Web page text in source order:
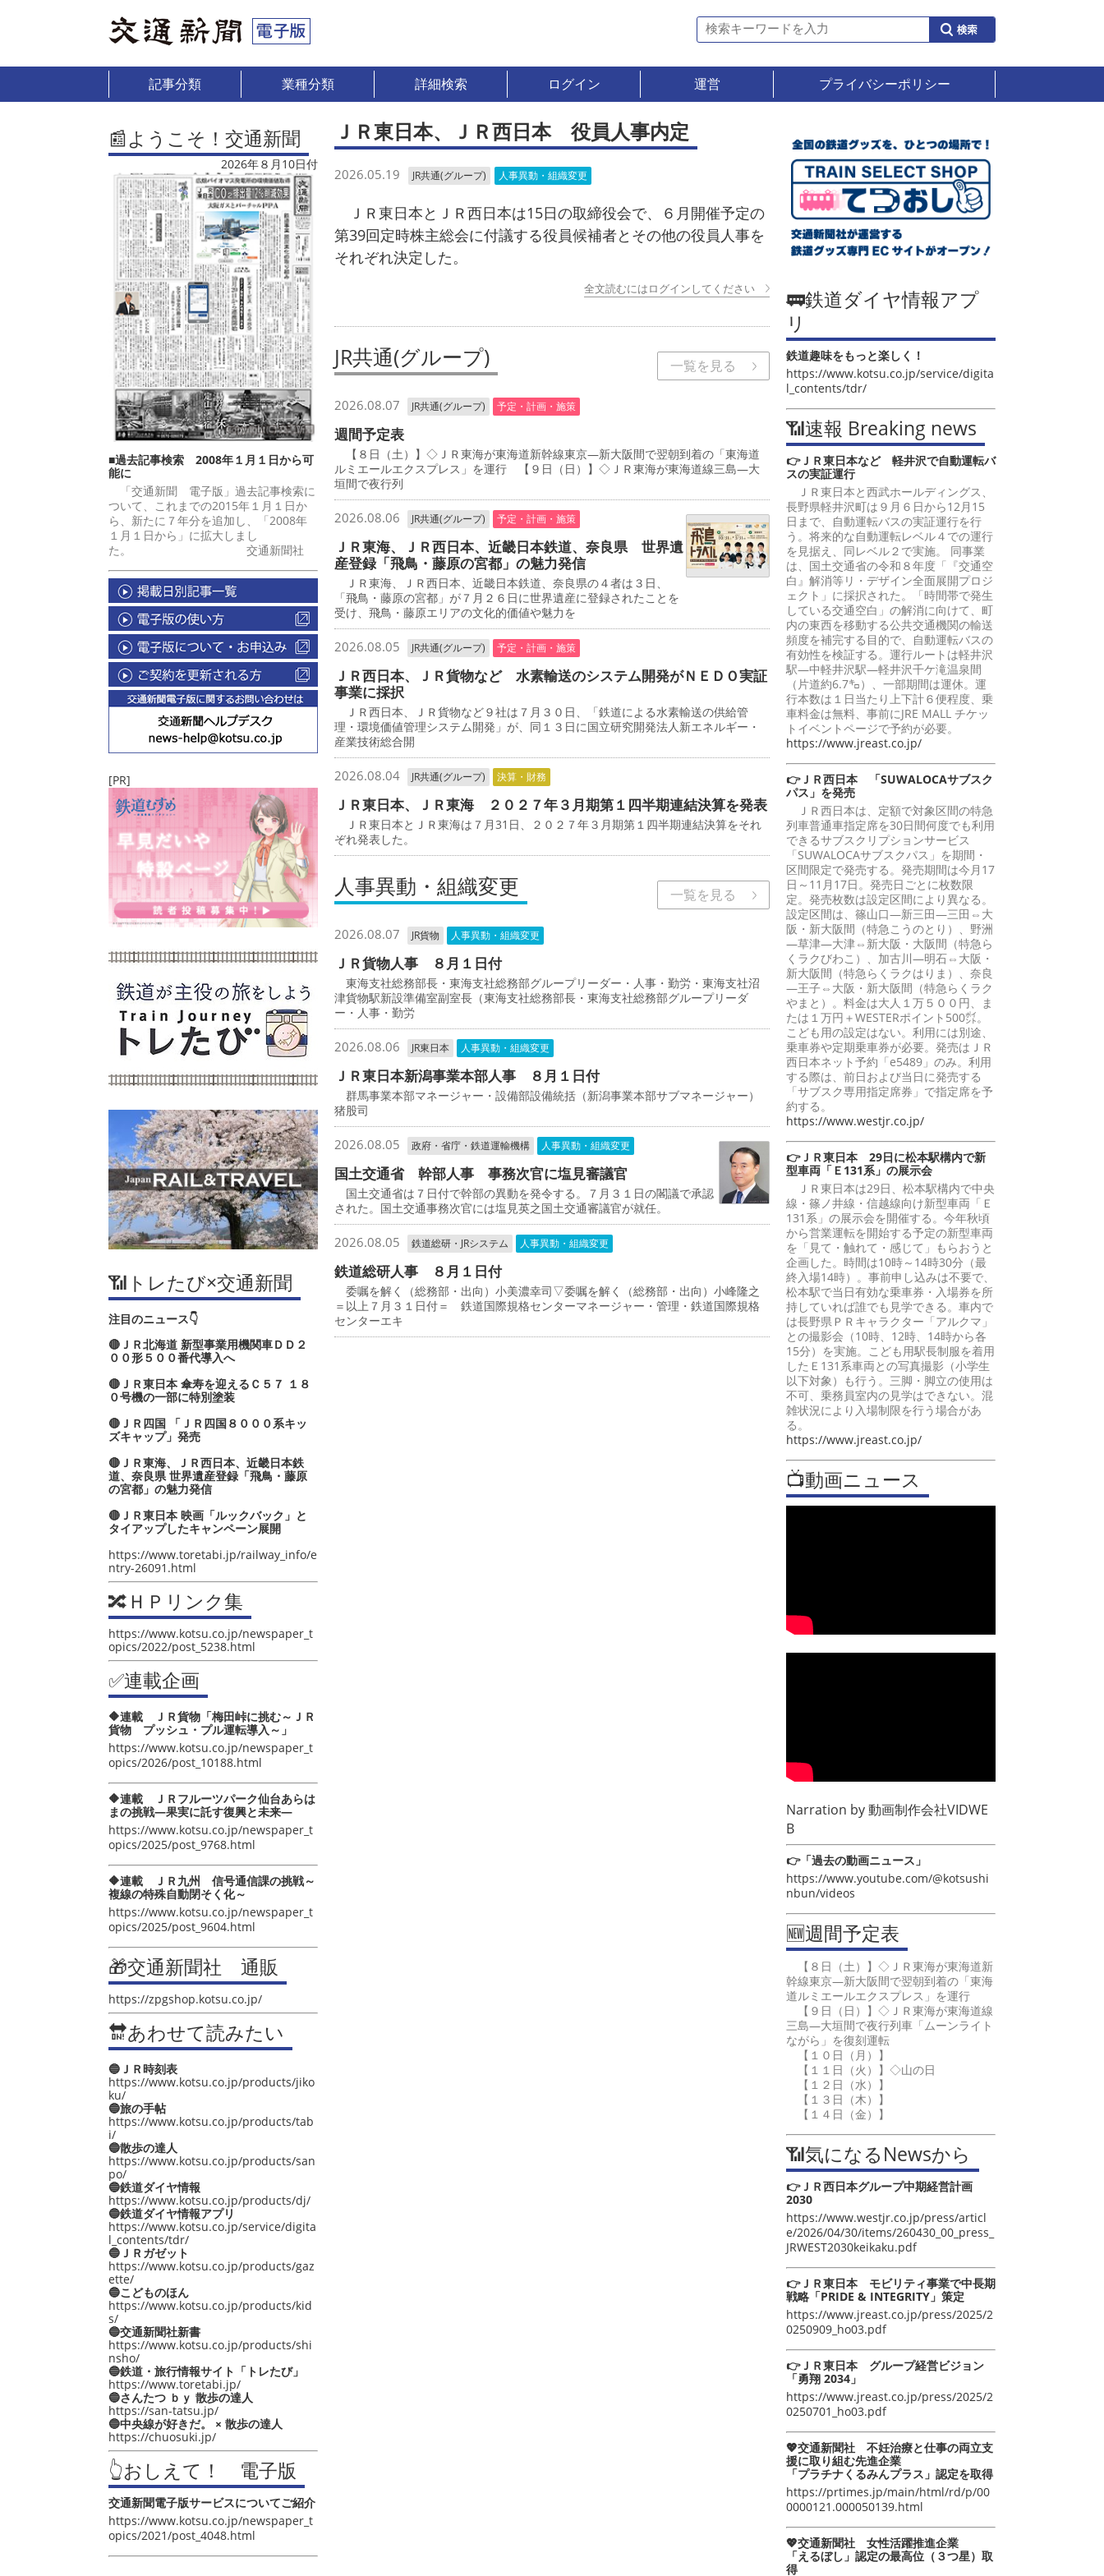
記事分類 業種分類 詳細検索 ログイン 運営 プライバシーポリシー
📰ようこそ！交通新聞
2026年８月10日付
■過去記事検索 2008年１月１日から可
能に
「交通新聞 電子版」過去記事検索に
ついて、これまでの2015年１月１日か
ら、新たに７年分を追加し、「2008年
１月１日から」に拡大しまし
た。 交通新聞社
[PR]
📶トレたび×交通新聞
注目のニュース👇
🔴ＪＲ北海道 新型事業用機関車ＤＤ２
００形５００番代導入へ
🔴ＪＲ東日本 傘寿を迎えるＣ５７ １８
０号機の一部に特別塗装
🔴ＪＲ四国 「ＪＲ四国８０００系キッ
ズキャップ」発売
🔴ＪＲ東海、ＪＲ西日本、近畿日本鉄
道、奈良県 世界遺産登録「飛鳥・藤原
の宮都」の魅力発信
🔴ＪＲ東日本 映画「ルックバック」と
タイアップしたキャンペーン展開
https://www.toretabi.jp/railway_info/e
ntry-26091.html
🔀ＨＰリンク集
https://www.kotsu.co.jp/newspaper_t
opics/2022/post_5238.html
✅連載企画
🔶連載 ＪＲ貨物「梅田峠に挑む～ＪＲ
貨物 プッシュ・プル運転導入～」
https://www.kotsu.co.jp/newspaper_t
opics/2026/post_10188.html
🔶連載 ＪＲフルーツパーク仙台あらは
まの挑戦―果実に託す復興と未来―
https://www.kotsu.co.jp/newspaper_t
opics/2025/post_9768.html
🔶連載 ＪＲ九州 信号通信課の挑戦～
複線の特殊自動閉そく化～
https://www.kotsu.co.jp/newspaper_t
opics/2025/post_9604.html
🎁交通新聞社 通販
https://zpgshop.kotsu.co.jp/
🔛あわせて読みたい
🔵ＪＲ時刻表
https://www.kotsu.co.jp/products/jiko
ku/
🔵旅の手帖
https://www.kotsu.co.jp/products/tab
i/
🔵散歩の達人
https://www.kotsu.co.jp/products/san
po/
🔵鉄道ダイヤ情報
https://www.kotsu.co.jp/products/dj/
🔵鉄道ダイヤ情報アプリ
https://www.kotsu.co.jp/service/digita
l_contents/tdr/
🔵ＪＲガゼット
https://www.kotsu.co.jp/products/gaz
ette/
🔵こどものほん
https://www.kotsu.co.jp/products/kid
s/
🔵交通新聞社新書
https://www.kotsu.co.jp/products/shi
nsho/
🔵鉄道・旅行情報サイト「トレたび」
https://www.toretabi.jp/
🔵さんたつ ｂｙ 散歩の達人
https://san-tatsu.jp/
🔵中央線が好きだ。 × 散歩の達人
https://chuosuki.jp/
👆おしえて！ 電子版
交通新聞電子版サービスについてご紹介
https://www.kotsu.co.jp/newspaper_t
opics/2021/post_4048.html
ＪＲ東日本、ＪＲ西日本 役員人事内定
2026.05.19 JR共通(グループ) 人事異動・組織変更
ＪＲ東日本とＪＲ西日本は15日の取締役会で、６月開催予定の
第39回定時株主総会に付議する役員候補者とその他の役員人事を
それぞれ決定した。
全文読むにはログインしてください
JR共通(グループ) 一覧を見る
2026.08.07 JR共通(グループ) 予定・計画・施策
週間予定表
【８日（土）】◇ＪＲ東海が東海道新幹線東京―新大阪間で翌朝到着の「東海道
ルミエールエクスプレス」を運行 【９日（日）】◇ＪＲ東海が東海道線三島―大
垣間で夜行列
2026.08.06 JR共通(グループ) 予定・計画・施策
ＪＲ東海、ＪＲ西日本、近畿日本鉄道、奈良県 世界遺
産登録「飛鳥・藤原の宮都」の魅力発信
ＪＲ東海、ＪＲ西日本、近畿日本鉄道、奈良県の４者は３日、
「飛鳥・藤原の宮都」が７月２６日に世界遺産に登録されたことを
受け、飛鳥・藤原エリアの文化的価値や魅力を
2026.08.05 JR共通(グループ) 予定・計画・施策
ＪＲ西日本、ＪＲ貨物など 水素輸送のシステム開発がＮＥＤＯ実証
事業に採択
ＪＲ西日本、ＪＲ貨物など９社は７月３０日、「鉄道による水素輸送の供給管
理・環境価値管理システム開発」が、同１３日に国立研究開発法人新エネルギー・
産業技術総合開
2026.08.04 JR共通(グループ) 決算・財務
ＪＲ東日本、ＪＲ東海 ２０２７年３月期第１四半期連結決算を発表
ＪＲ東日本とＪＲ東海は７月31日、２０２７年３月期第１四半期連結決算をそれ
ぞれ発表した。
人事異動・組織変更 一覧を見る
2026.08.07 JR貨物 人事異動・組織変更
ＪＲ貨物人事 ８月１日付
東海支社総務部長・東海支社総務部グループリーダー・人事・勤労・東海支社沼
津貨物駅新設準備室副室長（東海支社総務部長・東海支社総務部グループリーダ
ー・人事・勤労
2026.08.06 JR東日本 人事異動・組織変更
ＪＲ東日本新潟事業本部人事 ８月１日付
群馬事業本部マネージャー・設備部設備統括（新潟事業本部サブマネージャー）
猪股司
2026.08.05 政府・省庁・鉄道運輸機構 人事異動・組織変更
国土交通省 幹部人事 事務次官に塩見審議官
国土交通省は７日付で幹部の異動を発令する。７月３１日の閣議で承認
された。国土交通事務次官には塩見英之国土交通審議官が就任。
2026.08.05 鉄道総研・JRシステム 人事異動・組織変更
鉄道総研人事 ８月１日付
委嘱を解く（総務部・出向）小美濃幸司▽委嘱を解く（総務部・出向）小峰隆之
＝以上７月３１日付＝ 鉄道国際規格センターマネージャー・管理・鉄道国際規格
センターエキ
🚃鉄道ダイヤ情報アプ
リ
鉄道趣味をもっと楽しく！
https://www.kotsu.co.jp/service/digita
l_contents/tdr/
📶速報 Breaking news
👉ＪＲ東日本など 軽井沢で自動運転バ
スの実証運行
ＪＲ東日本と西武ホールディングス、
長野県軽井沢町は９月６日から12月15
日まで、自動運転バスの実証運行を行
う。将来的な自動運転レベル４での運行
を見据え、同レベル２で実施。 同事業
は、国土交通省の令和８年度「『交通空
白』解消等リ・デザイン全面展開プロジ
ェクト」に採択された。「時間帯で発生
している交通空白」の解消に向けて、町
内の東西を移動する公共交通機関の輸送
頻度を補完する目的で、自動運転バスの
有効性を検証する。運行ルートは軽井沢
駅―中軽井沢駅―軽井沢千ケ滝温泉間
（片道約6.7㌔）、一部期間は運休。運
行本数は１日当たり上下計６便程度、乗
車料金は無料、事前にJRE MALL チケッ
トイベントページで予約が必要。
https://www.jreast.co.jp/
👉ＪＲ西日本 「SUWALOCAサブスク
パス」を発売
ＪＲ西日本は、定額で対象区間の特急
列車普通車指定席を30日間何度でも利用
できるサブスクリプションサービス
「SUWALOCAサブスクパス」を期間・
区間限定で発売する。発売期間は今月17
日～11月17日。発売日ごとに枚数限
定。発売枚数は設定区間により異なる。
設定区間は、篠山口―新三田―三田⇔大
阪・新大阪間（特急こうのとり）、野洲
―草津―大津⇔新大阪・大阪間（特急ら
くラクびわこ）、加古川―明石⇔大阪・
新大阪間（特急らくラクはりま）、奈良
―王子⇔大阪・新大阪間（特急らくラク
やまと）。料金は大人１万５００円、ま
たは１万円＋WESTERポイント500㌽。
こども用の設定はない。利用には別途、
乗車券や定期乗車券が必要。発売はＪＲ
西日本ネット予約「e5489」のみ。利用
する際は、前日および当日に発売する
「サブスク専用指定席券」で指定席を予
約する。
https://www.westjr.co.jp/
👉ＪＲ東日本 29日に松本駅構内で新
型車両「Ｅ131系」の展示会
ＪＲ東日本は29日、松本駅構内で中央
線・篠ノ井線・信越線向け新型車両「Ｅ
131系」の展示会を開催する。今年秋頃
から営業運転を開始する予定の新型車両
を「見て・触れて・感じて」もらおうと
企画した。時間は10時～14時30分（最
終入場14時）。事前申し込みは不要で、
松本駅で当日有効な乗車券・入場券を所
持していれば誰でも見学できる。車内で
は長野県ＰＲキャラクター「アルクマ」
との撮影会（10時、12時、14時から各
15分）を実施。こども用駅長制服を着用
したＥ131系車両との写真撮影（小学生
以下対象）も行う。三脚・脚立の使用は
不可、乗務員室内の見学はできない。混
雑状況により入場制限を行う場合があ
る。
https://www.jreast.co.jp/
📺動画ニュース
Narration by動画制作会社VIDWE
B
👉「過去の動画ニュース」
https://www.youtube.com/@kotsushi
nbun/videos
🆕週間予定表
【８日（土）】◇ＪＲ東海が東海道新
幹線東京―新大阪間で翌朝到着の「東海
道ルミエールエクスプレス」を運行
【９日（日）】◇ＪＲ東海が東海道線
三島―大垣間で夜行列車「ムーンライト
ながら」を復刻運転
【１０日（月）】
【１１日（火）】◇山の日
【１２日（水）】
【１３日（木）】
【１４日（金）】
📶気になるNewsから
👉ＪＲ西日本グループ中期経営計画
2030
https://www.westjr.co.jp/press/articl
e/2026/04/30/items/260430_00_press_
JRWEST2030keikaku.pdf
👉ＪＲ東日本 モビリティ事業で中長期
戦略「PRIDE & INTEGRITY」策定
https://www.jreast.co.jp/press/2025/2
0250909_ho03.pdf
👉ＪＲ東日本 グループ経営ビジョン
「勇翔 2034」
https://www.jreast.co.jp/press/2025/2
0250701_ho03.pdf
💖交通新聞社 不妊治療と仕事の両立支
援に取り組む先進企業
「プラチナくるみんプラス」認定を取得
https://prtimes.jp/main/html/rd/p/00
0000121.000050139.html
💖交通新聞社 女性活躍推進企業
「えるぼし」認定の最高位（３つ星）取
得